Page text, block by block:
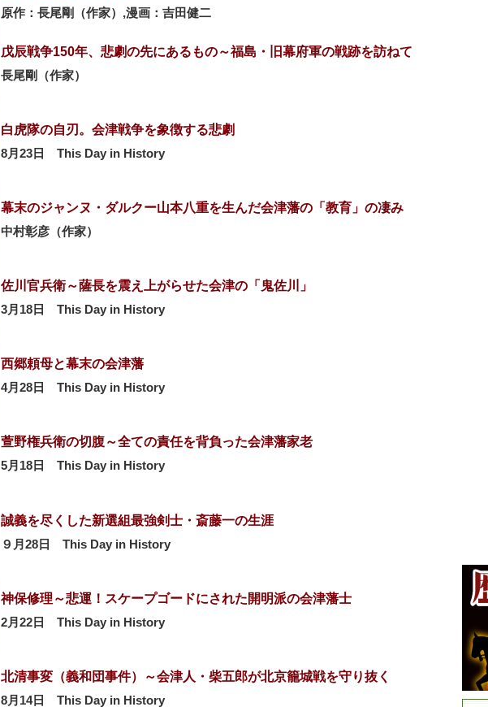
原作：長尾剛（作家）,漫画：吉田健二
戊辰戦争150年、悲劇の先にあるもの～福島・旧幕府軍の戦跡を訪ねて
長尾剛（作家）
白虎隊の自刃。会津戦争を象徴する悲劇
8月23日 This Day in History
幕末のジャンヌ・ダルクー山本八重を生んだ会津藩の「教育」の凄み
中村彰彦（作家）
佐川官兵衛～薩長を震え上がらせた会津の「鬼佐川」
3月18日 This Day in History
西郷頼母と幕末の会津藩
4月28日 This Day in History
萱野権兵衛の切腹～全ての責任を背負った会津藩家老
5月18日 This Day in History
誠義を尽くした新選組最強剣士・斎藤一の生涯
９月28日 This Day in History
神保修理～悲運！スケープゴードにされた開明派の会津藩士
2月22日 This Day in History
北清事変（義和団事件）～会津人・柴五郎が北京籠城戦を守り抜く
8月14日 This Day in History